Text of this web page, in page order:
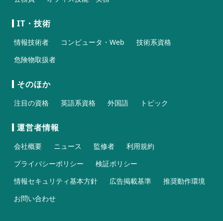
IT・技術
情報技術者 コンピュータ・Web
技術系資格
危険物取扱者
そのほか
注目の資格 英語系資格 外国語 トピック
運営者情報
会社概要 ニュース 監修者
利用規約
プライバシーポリシー
検証ポリシー
情報セキュリティ基本方針
広告掲載基準
推奨動作環境
お問い合わせ